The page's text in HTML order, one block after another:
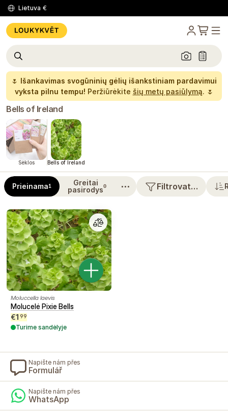
Lietuva €
🌷 Išankavimas svogūninių gėlių išankstiniam pardavimui
vyksta pilnu tempu! Peržiūrėkite šių metų pasiūlymą. 🌷
Bells of Ireland
Sėklos Bells of Ireland
Prieinama1
Greitai
pasirodys0 ⋯ Filtrovat…
Moluccella laevis
Molucelė Pixie Bells
€1 99
Turime sandėlyje
Napište nám přes
Formulář
Napište nám přes
WhatsApp